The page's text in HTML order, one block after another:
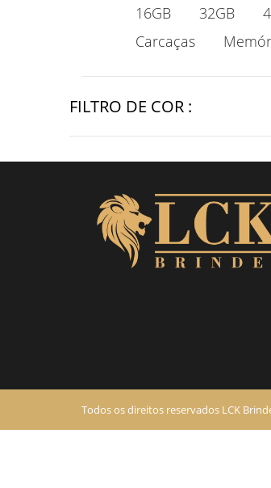
16GB 32GB
Carcaças
FILTRO DE COR :
Todos os direitos reservados LCK